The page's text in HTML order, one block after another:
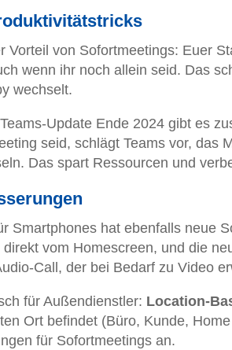
Vorteil von Sofortmeetings: Euer
wenn ihr noch allein seid. Das
wechselt.
Update Ende 2024 gibt es
seid, schlägt Teams vor, das
Das spart Ressourcen und
Smartphones hat ebenfalls neue
direkt vom Homescreen, und die
Call, der bei Bedarf zu Video
für Außendienstler: Location-
Ort befindet (Büro, Kunde,
für Sofortmeetings an.